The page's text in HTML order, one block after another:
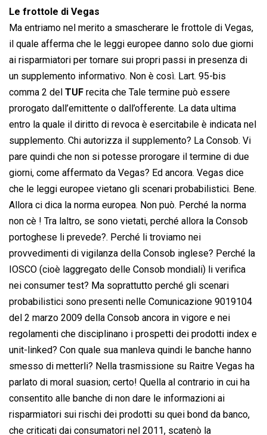
Le frottole di Vegas
Ma entriamo nel merito a smascherare le frottole di Vegas,
il quale afferma che le leggi europee danno solo due giorni
ai risparmiatori per tornare sui propri passi in presenza di
un supplemento informativo. Non è così. Lart. 95-bis
comma 2 del TUF recita che Tale termine può essere
prorogato dall’emittente o dall’offerente. La data ultima
entro la quale il diritto di revoca è esercitabile è indicata nel
supplemento. Chi autorizza il supplemento? La Consob. Vi
pare quindi che non si potesse prorogare il termine di due
giorni, come affermato da Vegas? Ed ancora. Vegas dice
che le leggi europee vietano gli scenari probabilistici. Bene.
Allora ci dica la norma europea. Non può. Perché la norma
non cè ! Tra laltro, se sono vietati, perché allora la Consob
portoghese li prevede?. Perché li troviamo nei
provvedimenti di vigilanza della Consob inglese? Perché la
IOSCO (cioè laggregato delle Consob mondiali) li verifica
nei consumer test? Ma soprattutto perché gli scenari
probabilistici sono presenti nelle Comunicazione 9019104
del 2 marzo 2009 della Consob ancora in vigore e nei
regolamenti che disciplinano i prospetti dei prodotti index e
unit-linked? Con quale sua manleva quindi le banche hanno
smesso di metterli? Nella trasmissione su Raitre Vegas ha
parlato di moral suasion; certo! Quella al contrario in cui ha
consentito alle banche di non dare le informazioni ai
risparmiatori sui rischi dei prodotti su quei bond da banco,
che criticati dai consumatori nel 2011, scatenò la